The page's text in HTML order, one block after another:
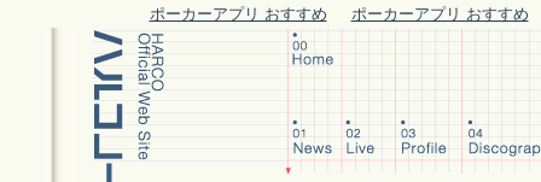
ポーカーアプリ おすすめ ポーカーアプリ おすすめ